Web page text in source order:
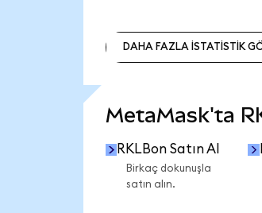
DAHA FAZLA İSTATİSTİK
MetaMask'ta
RKLBon Satın Al
Birkaç dokunuşla
satın alın.